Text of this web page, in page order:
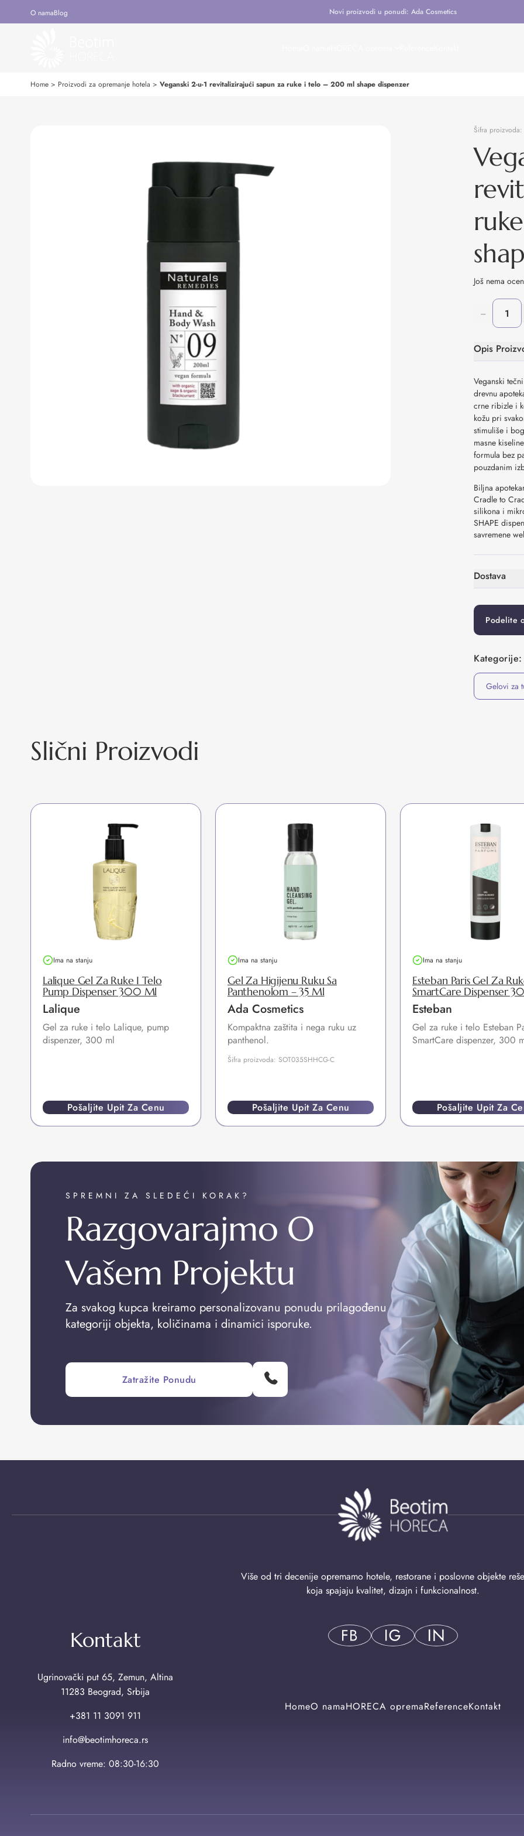
O namaBlog Novi proizvodi u ponudi: Ada Cosmetics
Home > Proizvodi za opremanje hotela > Veganski 2-u-1 revitalizirajući sapun za ruke i telo – 200 ml shape dispenzer
Šifra proizvoda:
Još nema
−
Opis
Veganski
drevnu
crne ribizle i
kožu pri
stimuliše i
masne
formula bez
pouzdanim
Biljna
Cradle to
silikona i
SHAPE
savremene
Dostava
Podelite
Kategorije:
Gelovi za
Slični Proizvodi
Ima na stanju
Lalique Gel Za Ruke I Telo
Pump Dispenser 300 Ml
Lalique
Gel za ruke i telo Lalique, pump
dispenzer, 300 ml
Pošaljite Upit Za Cenu
Ima na stanju
Gel Za Higijenu Ruku Sa
Panthenolom – 35 Ml
Ada Cosmetics
Kompaktna zaštita i nega ruku uz
panthenol.
Šifra proizvoda: SOT035SHHCG-C
Pošaljite Upit Za Cenu
Ima na stanju
Esteban Paris Gel Za
SmartCare Dispenser
Esteban
Gel za ruke i telo Esteban
SmartCare dispenzer, 300
Pošaljite Upit Za
SPREMNI ZA SLEDEĆI KORAK?
Razgovarajmo O
Vašem Projektu
Za svakog kupca kreiramo personalizovanu ponudu prilagođenu
kategoriji objekta, količinama i dinamici isporuke.
Zatražite Ponudu
Više od tri decenije opremamo hotele, restorane i poslovne objekte
koja spajaju kvalitet, dizajn i funkcionalnost.
Kontakt
Ugrinovački put 65, Zemun, Altina
11283 Beograd, Srbija
+381 11 3091 911
info@beotimhoreca.rs
Radno vreme: 08:30-16:30
HomeO namaHORECA opremaReferenceKontakt